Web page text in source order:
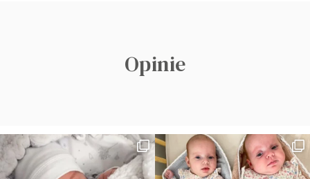
Opinie